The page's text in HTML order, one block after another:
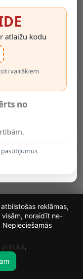
0
atlaižu kodu
vairākiem
no
pasūtījumus
1
reklāmas,
noraidīt ne-
.